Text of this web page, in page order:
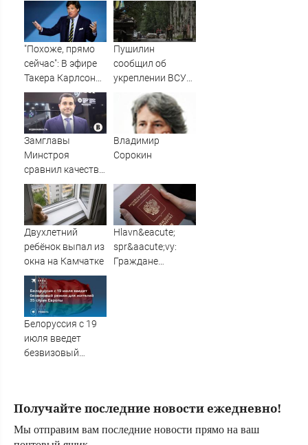
дельфинов?
новому признаку
"Похоже, прямо
сейчас": В эфире
Такера Карлсона
заговорили о
победе России ⋆
Листай.ру ✪
Пушилин
сообщил об
укреплении ВСУ
позиций в
Славянске
Замглавы
Минстроя
сравнил качество
недвижимости в
США и России
Владимир
Сорокин
Двухлетний
ребёнок выпал из
окна на Камчатке
Hlavn&eacute;
spr&aacute;vy:
Граждане
Белоруссия с 19
июля введет
безвизовый
Получайте последние новости ежедневно!
Мы отправим вам последние новости прямо на ваш